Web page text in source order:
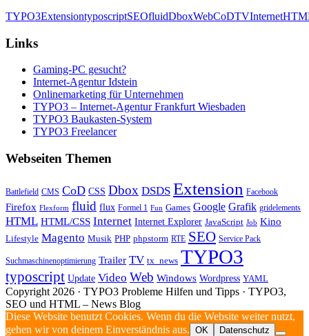
TYPO3ExtensiontyposcriptSEOfluidDboxWebCoDTVInternet
Links
Gaming-PC gesucht?
Internet-Agentur Idstein
Onlinemarketing für Unternehmen
TYPO3 – Internet-Agentur Frankfurt Wiesbaden
TYPO3 Baukasten-System
TYPO3 Freelancer
Webseiten Themen
Battlefield CMS CoD CSS Dbox DSDS Extension Facebook
Firefox Flexform fluid flux Formel 1 Fun Games Google Grafik gridelements
HTML HTML/CSS Internet Internet Explorer JavaScript Job Kino
Lifestyle Magento Musik PHP phpstorm RTE SEO Service Pack
Suchmaschinenoptimierung Trailer TV tx_news TYPO3
typoscript Update Video Web Windows Wordpress YAML
Copyright 2026 · TYPO3 Probleme Hilfen und Tipps · TYPO3,
SEO und HTML – News Blog
Diese Website benutzt Cookies. Wenn du die Website weiter nutzt,
gehen wir von deinem Einverständnis aus. OK Datenschutz